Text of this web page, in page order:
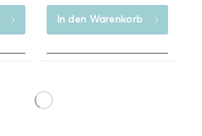
In den Warenkorb